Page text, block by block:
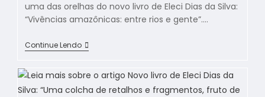
uma das orelhas do novo livro de Eleci Dias da Silva:
“Vivências amazônicas: entre rios e gente”.…
Continue Lendo